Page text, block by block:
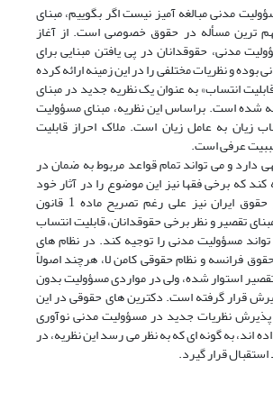
مدنی مبالغه آمیز نیست اگر بگوییم، مبنای
ترین مسأله در حقوق خصوصی است. از آغاز
مدنی، حقوقدانان در پی یافتن مبنایی برای
و نظریات مختلفی را در این زمینه ارائه کرده
انتساب» به عنوان یک نظریه جدید در مبنای
شده است. براساس این نظریه، مبنای مسؤولیت
زیان به عامل زیان است. ملاک احراز قابلیت
عرفی است.
دارد و می تواند تمام قواعد مربوط به ضمان در
کند که برخی فقها نیز این موضوع را در آثار خود
بیان کرده اند. در حقوق ایران نیز علی رغم تصریح ماده 1 قانون
تقصیر و نظر برخی حقوقدانان، قابلیت انتساب
مسؤولیت مدنی را توجیه کند. در نظام های
فرانسه و نظام حقوقی کامن لا، هرچند اصولاً
استوار شده، ولی در مواردی مسؤولیت بدون
قرار گرفته است. دکترین های حقوقی در این
پذیرش نظریات جدید در مسؤولیت مدنی نوآوری
اند، به گونه ای که به نظر می رسد این نظریه، در
استقبال قرار گیرد.